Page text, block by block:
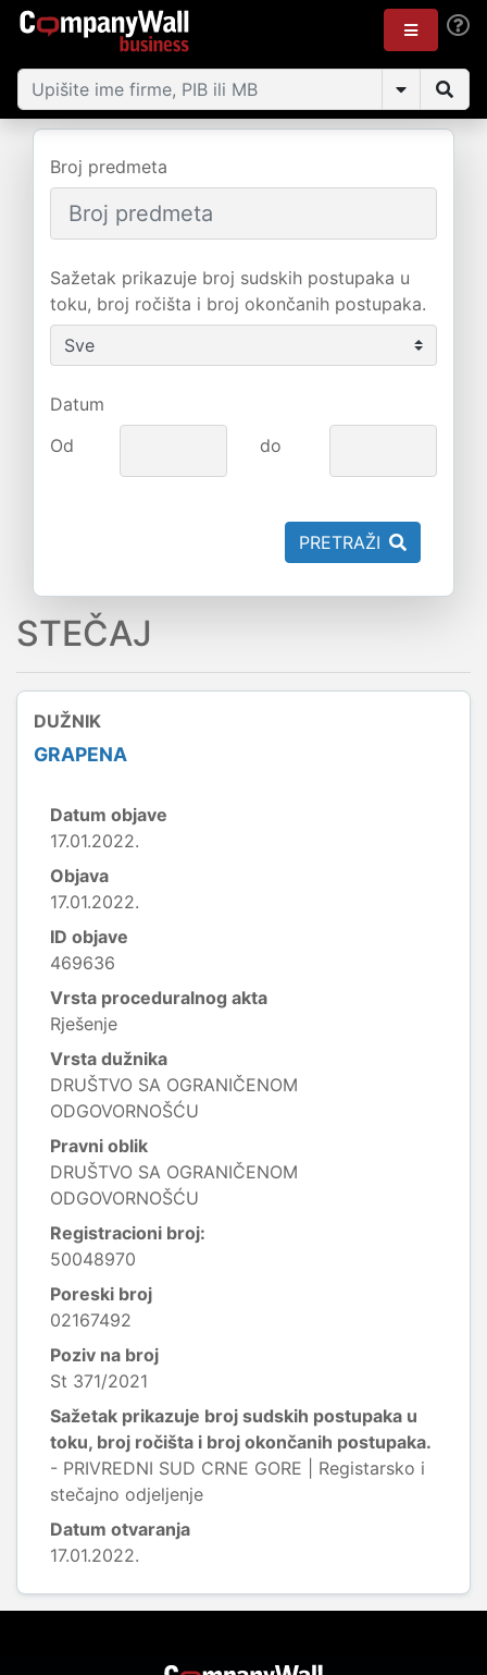
Broj predmeta
Sažetak prikazuje broj sudskih postupaka u
toku, broj ročišta i broj okončanih postupaka.
Datum
Od
do
PRETRAŽI
STEČAJ
DUŽNIK
GRAPENA
Datum objave
17.01.2022.
Objava
17.01.2022.
ID objave
469636
Vrsta proceduralnog akta
Rješenje
Vrsta dužnika
DRUŠTVO SA OGRANIČENOM
ODGOVORNOŠĆU
Pravni oblik
DRUŠTVO SA OGRANIČENOM
ODGOVORNOŠĆU
Registracioni broj:
50048970
Poreski broj
02167492
Poziv na broj
St 371/2021
Sažetak prikazuje broj sudskih postupaka u
toku, broj ročišta i broj okončanih postupaka.
- PRIVREDNI SUD CRNE GORE | Registarsko i
stečajno odjeljenje
Datum otvaranja
17.01.2022.